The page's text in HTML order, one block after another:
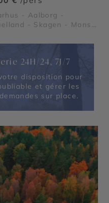
- Aalborg -
- Skagen - Mons
24H/24, 7J/7
disposition pour
et gérer les
sur place.